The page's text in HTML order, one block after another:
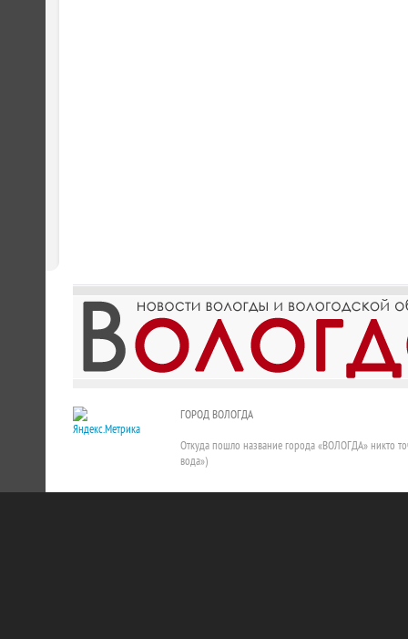
ГОРОД ВОЛОГДА
Откуда пошло название города «ВОЛОГДА» никто
вода»)